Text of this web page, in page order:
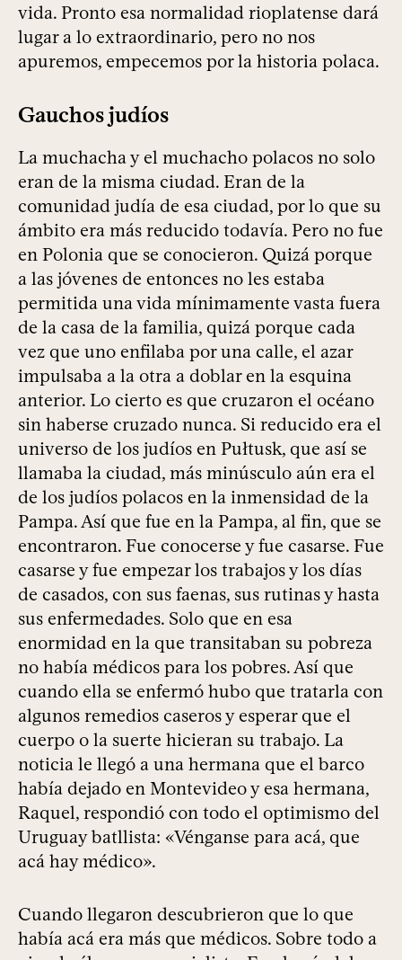
vida. Pronto esa normalidad rioplatense dará
lugar a lo extraordinario, pero no nos
apuremos, empecemos por la historia polaca.
Gauchos judíos
La muchacha y el muchacho polacos no solo
eran de la misma ciudad. Eran de la
comunidad judía de esa ciudad, por lo que su
ámbito era más reducido todavía. Pero no fue
en Polonia que se conocieron. Quizá porque
a las jóvenes de entonces no les estaba
permitida una vida mínimamente vasta fuera
de la casa de la familia, quizá porque cada
vez que uno enfilaba por una calle, el azar
impulsaba a la otra a doblar en la esquina
anterior. Lo cierto es que cruzaron el océano
sin haberse cruzado nunca. Si reducido era el
universo de los judíos en Pułtusk, que así se
llamaba la ciudad, más minúsculo aún era el
de los judíos polacos en la inmensidad de la
Pampa. Así que fue en la Pampa, al fin, que se
encontraron. Fue conocerse y fue casarse. Fue
casarse y fue empezar los trabajos y los días
de casados, con sus faenas, sus rutinas y hasta
sus enfermedades. Solo que en esa
enormidad en la que transitaban su pobreza
no había médicos para los pobres. Así que
cuando ella se enfermó hubo que tratarla con
algunos remedios caseros y esperar que el
cuerpo o la suerte hicieran su trabajo. La
noticia le llegó a una hermana que el barco
había dejado en Montevideo y esa hermana,
Raquel, respondió con todo el optimismo del
Uruguay batllista: «Vénganse para acá, que
acá hay médico».
Cuando llegaron descubrieron que lo que
había acá era más que médicos. Sobre todo a